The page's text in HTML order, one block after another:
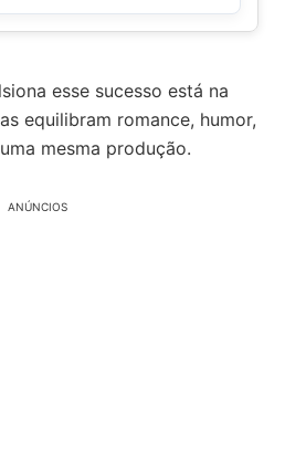
esse sucesso está na
equilibram romance, humor,
mesma produção.
ANÚNCIOS